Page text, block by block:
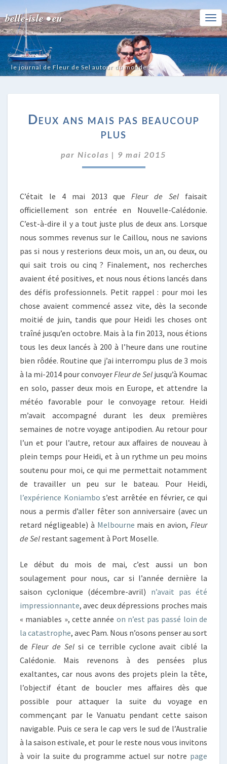
belle-isle • eu
le journal de Fleur de Sel autour du monde
ANS
MAIS
PAS
BEAUCOUP
Deux ans mais pas beaucoup
plus
par Nicolas | 9 mai 2015
C’était le 4 mai 2013 queFleur de Sel faisait
officiellement son entrée en Nouvelle-Calédonie.
C’est-à-dire il y a tout juste plus de deux ans. Lorsque
nous sommes revenus sur le Caillou, nous ne savions
pas si nous y resterions deux mois, un an, ou deux, ou
qui sait trois ou cinq ? Finalement, nos recherches
avaient été positives, et nous nous étions lancés dans
des défis professionnels. Petit rappel : pour moi les
chose avaient commencé assez vite, dès la seconde
moitié de juin, tandis que pour Heidi les choses ont
traîné jusqu’en octobre. Mais à la fin 2013, nous étions
tous les deux lancés à 200 à l’heure dans une routine
bien rôdée. Routine que j’ai interrompu plus de 3 mois
à la mi-2014 pour convoyerFleur de Sel jusqu’à Koumac
en solo, passer deux mois en Europe, et attendre la
météo favorable pour le convoyage retour. Heidi
m’avait accompagné durant les deux premières
semaines de notre voyage antipodien. Au retour pour
l’un et pour l’autre, retour aux affaires de nouveau à
plein temps pour Heidi, et à un rythme un peu moins
soutenu pour moi, ce qui me permettait notamment
de travailler un peu sur le bateau. Pour Heidi,
l’expérience Koniambo s’est arrêtée en février, ce qui
nous a permis d’aller fêter son anniversaire (avec un
retard négligeable) à Melbourne mais en avion,Fleur
de Sel restant sagement à Port Moselle.
Le début du mois de mai, c’est aussi un bon
soulagement pour nous, car si l’année dernière la
saison cyclonique (décembre-avril) n’avait pas été
impressionnante, avec deux dépressions proches mais
« maniables », cette année on n’est pas passé loin de
la catastrophe, avec Pam. Nous n’osons penser au sort
deFleur de Selsi ce terrible cyclone avait ciblé la
Calédonie. Mais revenons à des pensées plus
exaltantes, car nous avons des projets plein la tête,
l’objectif étant de boucler mes affaires dès que
possible pour attaquer la suite du voyage en
commençant par le Vanuatu pendant cette saison
navigable. Puis ce sera le cap vers le sud de l’Australie
à la saison estivale, et pour le reste nous vous invitons
à voir la suite du programme actuel sur notre page